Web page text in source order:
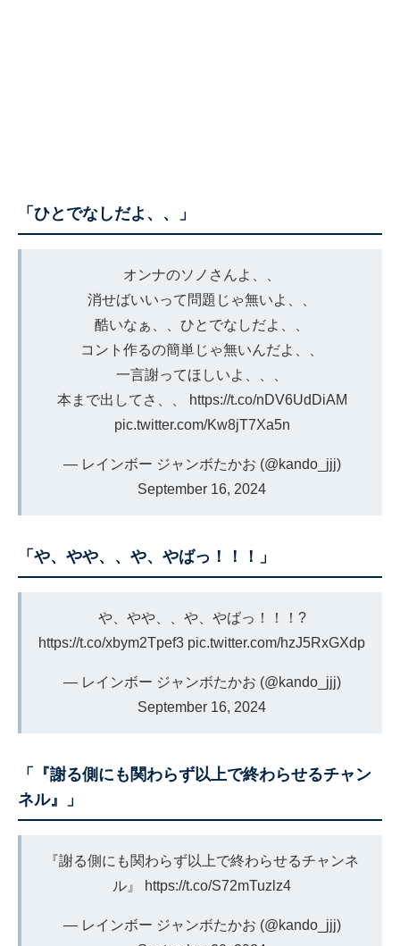
「ひとでなしだよ、、」
オンナのソノさんよ、、
消せばいいって問題じゃ無いよ、、
酷いなぁ、、ひとでなしだよ、、
コント作るの簡単じゃ無いんだよ、、
一言謝ってほしいよ、、、
本まで出してさ、、
https://t.co/nDV6UdDiAM
pic.twitter.com/Kw8jT7Xa5n
— レインボー ジャンボたかお (@kando_jjj)
September 16, 2024
「や、やや、、や、やばっ！！！」
や、やや、、や、やばっ！！！?
https://t.co/xbym2Tpef3 pic.twitter.com/hzJ5RxGXdp
— レインボー ジャンボたかお (@kando_jjj)
September 16, 2024
「『謝る側にも関わらず以上で終わらせるチャン
ネル』」
『謝る側にも関わらず以上で終わらせるチャンネ
ル』
https://t.co/S72mTuzlz4
— レインボー ジャンボたかお (@kando_jjj)